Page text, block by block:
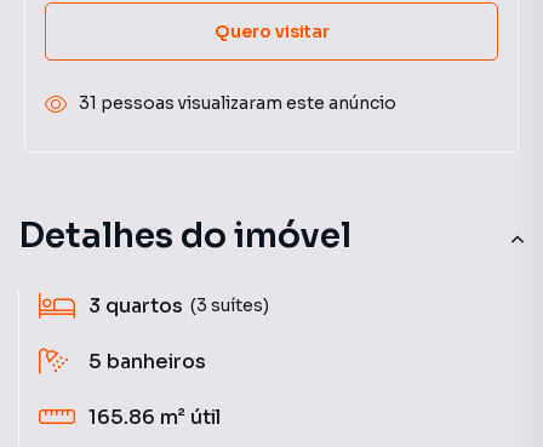
Detalhes do imóvel
3 quartos (3 suítes)
5 banheiros
165.86 m² útil
Quero visitar
31 pessoas visualizaram este anúncio